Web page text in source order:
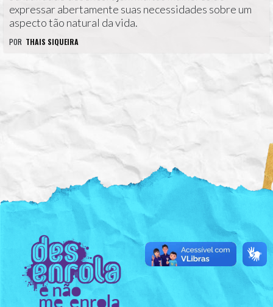
expressar abertamente suas necessidades sobre um
aspecto tão natural da vida.
POR THAIS SIQUEIRA